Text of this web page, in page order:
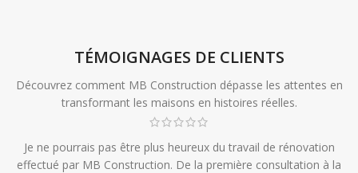
TÉMOIGNAGES DE CLIENTS
Découvrez comment MB Construction dépasse les attentes en
transformant les maisons en histoires réelles.
Je ne pourrais pas être plus heureux du travail de rénovation
effectué par MB Construction. De la première consultation à la